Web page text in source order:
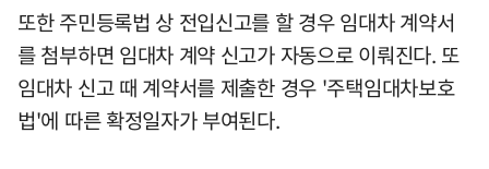
또한 주민등록법 상 전입신고를 할 경우 임대차 계약서
를 첨부하면 임대차 계약 신고가 자동으로 이뤄진다. 또
임대차 신고 때 계약서를 제출한 경우 '주택임대차보호
법'에 따른 확정일자가 부여된다.